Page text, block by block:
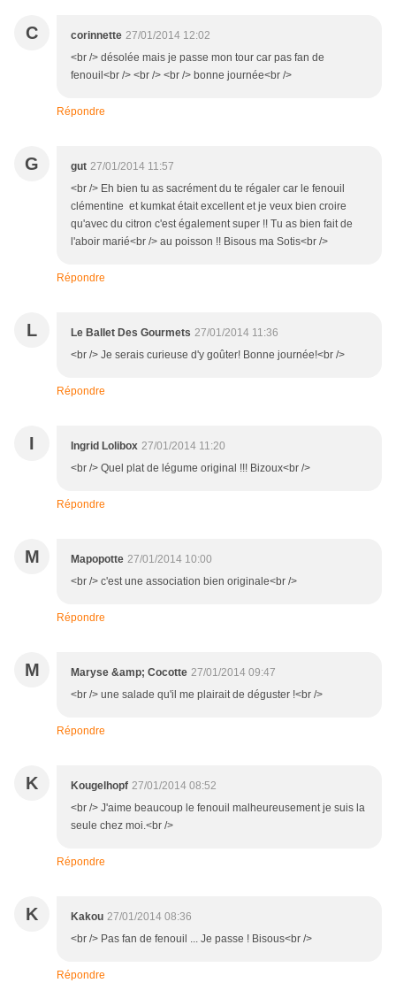
C corinnette 27/01/2014 12:02
<br /> désolée mais je passe mon tour car pas fan de
fenouil<br /> <br /> <br /> bonne journée<br />
Répondre
G gut 27/01/2014 11:57
<br /> Eh bien tu as sacrément du te régaler car le fenouil
clémentine et kumkat était excellent et je veux bien croire
qu'avec du citron c'est également super !! Tu as bien fait de
l'aboir marié<br /> au poisson !! Bisous ma Sotis<br />
Répondre
L Le Ballet Des Gourmets 27/01/2014 11:36
<br /> Je serais curieuse d'y goûter! Bonne journée!<br />
Répondre
I Ingrid Lolibox 27/01/2014 11:20
<br /> Quel plat de légume original !!! Bizoux<br />
Répondre
M Mapopotte 27/01/2014 10:00
<br /> c'est une association bien originale<br />
Répondre
M Maryse &amp; Cocotte 27/01/2014 09:47
<br /> une salade qu'il me plairait de déguster !<br />
Répondre
K Kougelhopf 27/01/2014 08:52
<br /> J'aime beaucoup le fenouil malheureusement je suis la
seule chez moi.<br />
Répondre
K Kakou 27/01/2014 08:36
<br /> Pas fan de fenouil ... Je passe ! Bisous<br />
Répondre